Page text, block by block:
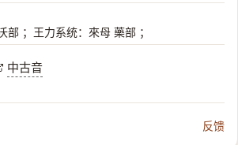
部 ；王力系统：來母 藥部 ；
中古音
反馈